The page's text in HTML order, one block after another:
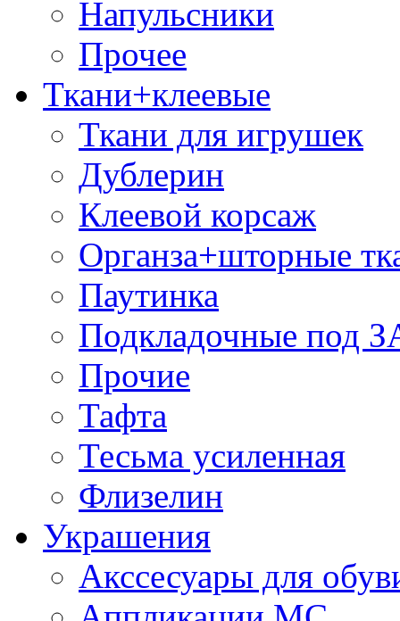
Напульсники
Прочее
Ткани+клеевые
Ткани для игрушек
Дублерин
Клеевой корсаж
Органза+шторные
Паутинка
Подкладочные под
Прочие
Тафта
Тесьма усиленная
Флизелин
Украшения
Акссесуары для